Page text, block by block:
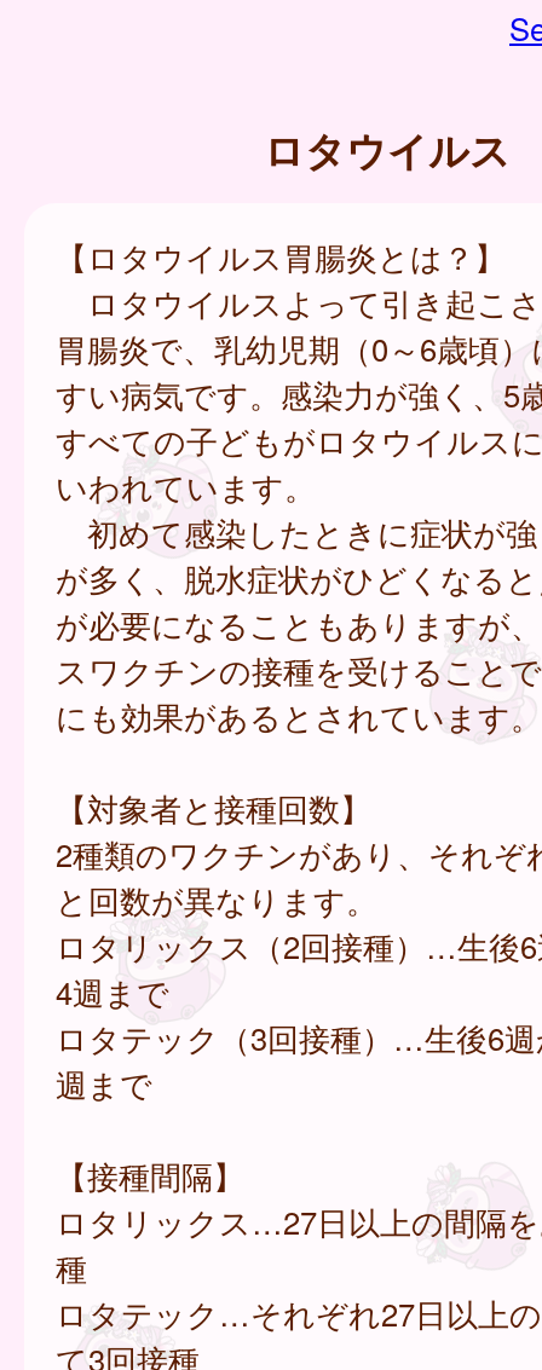
ロタウイルス
【ロタウイルス胃腸炎とは？】
ロタウイルスよって引き起こ
胃腸炎で、乳幼児期（0～6歳頃
すい病気です。感染力が強く、5
すべての子どもがロタウイルス
いわれています。
初めて感染したときに症状が
が多く、脱水症状がひどくなる
が必要になることもありますが
スワクチンの接種を受けること
にも効果があるとされています。
【対象者と接種回数】
2種類のワクチンがあり、それぞ
と回数が異なります。
ロタリックス（2回接種）…生後
4週まで
ロタテック（3回接種）…生後6
週まで
【接種間隔】
ロタリックス…27日以上の間隔
種
ロタテック…それぞれ27日以上
て3回接種